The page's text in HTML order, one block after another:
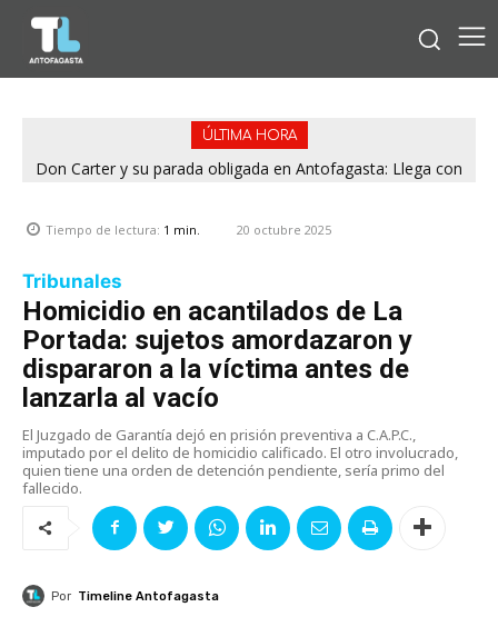
ÚLTIMA HORA
Don Carter y su parada obligada en Antofagasta: Llega con
Tiempo de lectura: 1 min. 20 octubre 2025
Tribunales
Homicidio en acantilados de La
Portada: sujetos amordazaron y
dispararon a la víctima antes de
lanzarla al vacío
El Juzgado de Garantía dejó en prisión preventiva a C.A.P.C.,
imputado por el delito de homicidio calificado. El otro involucrado,
quien tiene una orden de detención pendiente, sería primo del
fallecido.
Por Timeline Antofagasta